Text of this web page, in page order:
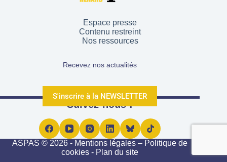
Espace presse
Contenu restreint
Nos ressources
Recevez nos actualités
S'inscrire à la NEWSLETTER
Suivez-nous !
ASPAS © 2026 - Mentions légales – Politique de
cookies - Plan du site